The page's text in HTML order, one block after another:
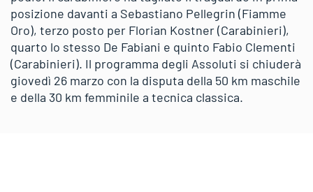
posizione davanti a Sebastiano Pellegrin (Fiamme
Oro), terzo posto per Florian Kostner (Carabinieri),
quarto lo stesso De Fabiani e quinto Fabio Clementi
(Carabinieri). Il programma degli Assoluti si chiuderà
giovedì 26 marzo con la disputa della 50 km maschile
e della 30 km femminile a tecnica classica.